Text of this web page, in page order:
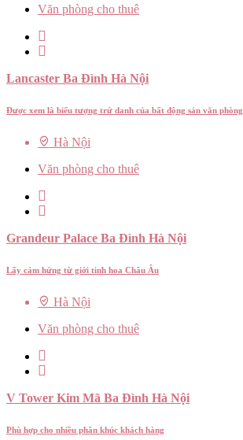
Văn phòng cho thuê
Lancaster Ba Đình Hà Nội
Được xem là biểu tượng trứ danh của bất động sản văn
Hà Nội
Văn phòng cho thuê
Grandeur Palace Ba Đình Hà Nội
Lấy cảm hứng từ giới tinh hoa Châu Âu
Hà Nội
Văn phòng cho thuê
V Tower Kim Mã Ba Đình Hà Nội
Phù hợp cho nhiều phân khúc khách hàng